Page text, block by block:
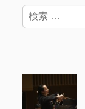
検
索